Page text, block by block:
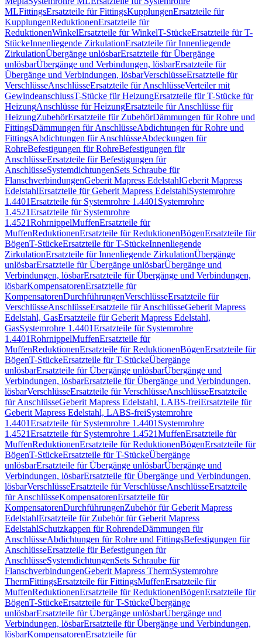
MLFittingsErsatzteile für FittingsKupplungenErsatzteile für
KupplungenReduktionenErsatzteile für
ReduktionenWinkelErsatzteile für WinkelT-StückeErsatzteile für T-
StückeInnenliegende ZirkulationErsatzteile für Innenliegende
ZirkulationÜbergänge unlösbarErsatzteile für Übergänge
unlösbarÜbergänge und Verbindungen, lösbarErsatzteile für
Übergänge und Verbindungen, lösbarVerschlüsseErsatzteile für
VerschlüsseAnschlüsseErsatzteile für AnschlüsseVerteiler mit
GewindeanschlussT-Stücke für HeizungErsatzteile für T-Stücke für
HeizungAnschlüsse für HeizungErsatzteile für Anschlüsse für
HeizungZubehörErsatzteile für ZubehörDämmungen für Rohre und
FittingsDämmungen für AnschlüsseAbdichtungen für Rohre und
FittingsAbdichtungen für AnschlüsseAbdeckungen für
RohreBefestigungen für RohreBefestigungen für
AnschlüsseErsatzteile für Befestigungen für
AnschlüsseSystemdichtungenSets Schraube für
FlanschverbindungenGeberit Mapress EdelstahlGeberit Mapress
EdelstahlErsatzteile für Geberit Mapress EdelstahlSystemrohre
1.4401Ersatzteile für Systemrohre 1.4401 Systemrohre
1.4521Ersatzteile für Systemrohre
1.4521RohrnippelMuffenErsatzteile für
MuffenReduktionenErsatzteile für ReduktionenBögenErsatzteile für
BögenT-StückeErsatzteile für T-StückeInnenliegende
ZirkulationErsatzteile für Innenliegende ZirkulationÜbergänge
unlösbarErsatzteile für Übergänge unlösbarÜbergänge und
Verbindungen, lösbarErsatzteile für Übergänge und Verbindungen,
lösbarKompensatorenErsatzteile für
KompensatorenDurchführungenVerschlüsseErsatzteile für
VerschlüsseAnschlüsseErsatzteile für AnschlüsseGeberit Mapress
Edelstahl, GasErsatzteile für Geberit Mapress Edelstahl,
GasSystemrohre 1.4401Ersatzteile für Systemrohre
1.4401RohrnippelMuffenErsatzteile für
MuffenReduktionenErsatzteile für ReduktionenBögenErsatzteile für
BögenT-StückeErsatzteile für T-StückeÜbergänge
unlösbarErsatzteile für Übergänge unlösbarÜbergänge und
Verbindungen, lösbarErsatzteile für Übergänge und Verbindungen,
lösbarVerschlüsseErsatzteile für VerschlüsseAnschlüsseErsatzteile
für AnschlüsseGeberit Mapress Edelstahl, LABS-freiErsatzteile für
Geberit Mapress Edelstahl, LABS-freiSystemrohre
1.4401Ersatzteile für Systemrohre 1.4401 Systemrohre
1.4521Ersatzteile für Systemrohre 1.4521MuffenErsatzteile für
MuffenReduktionenErsatzteile für ReduktionenBögenErsatzteile für
BögenT-StückeErsatzteile für T-StückeÜbergänge
unlösbarErsatzteile für Übergänge unlösbarÜbergänge und
Verbindungen, lösbarErsatzteile für Übergänge und Verbindungen,
lösbarVerschlüsseErsatzteile für VerschlüsseAnschlüsseErsatzteile
für AnschlüsseKompensatorenErsatzteile für
KompensatorenDurchführungenZubehör für Geberit Mapress
EdelstahlErsatzteile für Zubehör für Geberit Mapress
EdelstahlSchutzkappen für RohrendeDämmungen für
AnschlüsseAbdichtungen für Rohre und FittingsBefestigungen für
AnschlüsseErsatzteile für Befestigungen für
AnschlüsseSystemdichtungenSets Schraube für
FlanschverbindungenGeberit Mapress ThermSystemrohre
ThermFittingsErsatzteile für FittingsMuffenErsatzteile für
MuffenReduktionenErsatzteile für ReduktionenBögenErsatzteile für
BögenT-StückeErsatzteile für T-StückeÜbergänge
unlösbarErsatzteile für Übergänge unlösbarÜbergänge und
Verbindungen, lösbarErsatzteile für Übergänge und Verbindungen,
lösbarKompensatorenErsatzteile für